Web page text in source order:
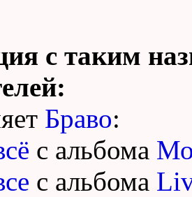
с таким
Браво:
с альбома
с альбома